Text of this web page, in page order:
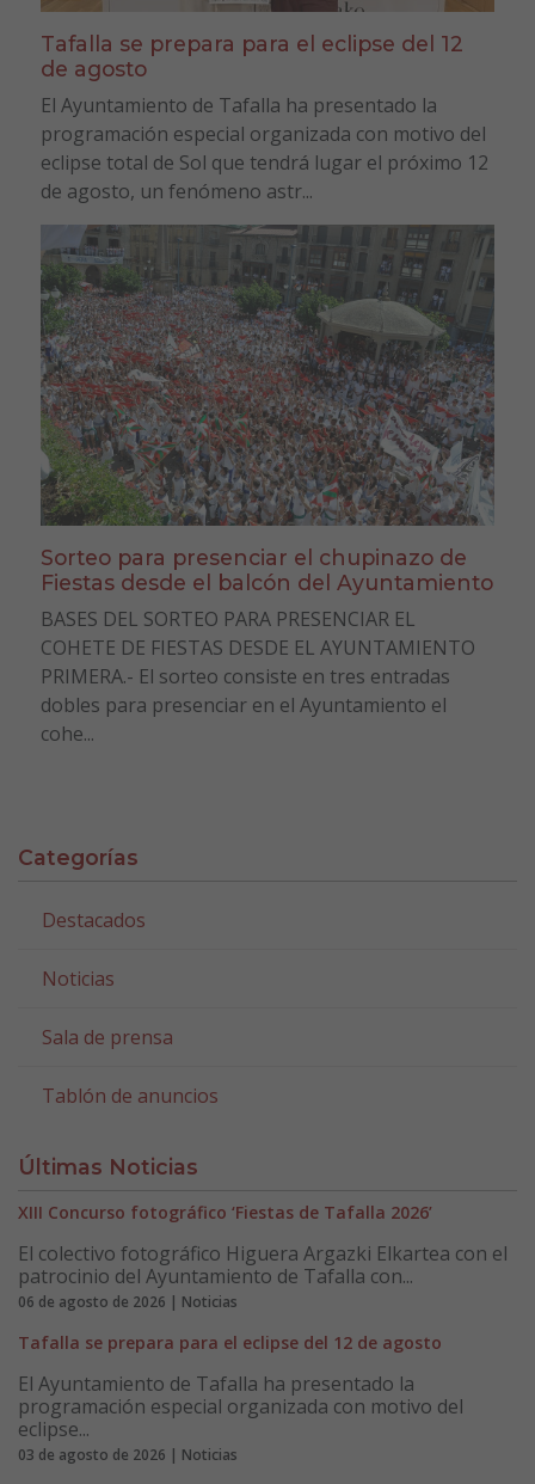
Tafalla se prepara para el eclipse del 12
de agosto
El Ayuntamiento de Tafalla ha presentado la
programación especial organizada con motivo del
eclipse total de Sol que tendrá lugar el próximo 12
de agosto, un fenómeno astr...
Sorteo para presenciar el chupinazo de
Fiestas desde el balcón del Ayuntamiento
BASES DEL SORTEO PARA PRESENCIAR EL
COHETE DE FIESTAS DESDE EL AYUNTAMIENTO
PRIMERA.- El sorteo consiste en tres entradas
dobles para presenciar en el Ayuntamiento el
cohe...
Categorías
Destacados
Noticias
Sala de prensa
Tablón de anuncios
Últimas Noticias
XIII Concurso fotográfico ‘Fiestas de Tafalla 2026’
El colectivo fotográfico Higuera Argazki Elkartea con el
patrocinio del Ayuntamiento de Tafalla con...
06 de agosto de 2026 | Noticias
Tafalla se prepara para el eclipse del 12 de agosto
El Ayuntamiento de Tafalla ha presentado la
programación especial organizada con motivo del
eclipse...
03 de agosto de 2026 | Noticias